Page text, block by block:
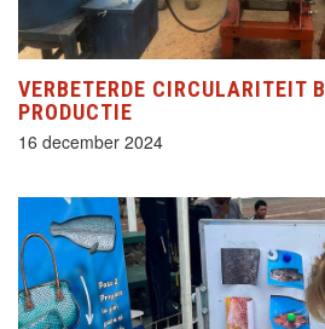
VERBETERDE CIRCULARITEIT
PRODUCTIE
16 december 2024